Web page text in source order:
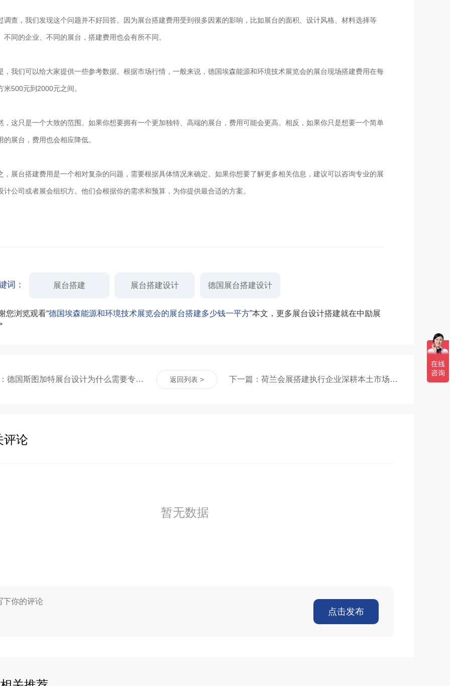
调查，我们发现这个问题并不好回答。因为展台搭建费用受到很多因素的影响，比如展台的面积、设计风格、材料选择等
不同的企业、不同的展台，搭建费用也会有所不同。
，我们可以给大家提供一些参考数据。根据市场行情，一般来说，德国埃森能源和环境技术展览会的展台现场搭建费用在每
米500元到2000元之间。
，这只是一个大致的范围。如果你想要拥有一个更加独特、高端的展台，费用可能会更高。相反，如果你只是想要一个简单
的展台，费用也会相应降低。
，展台搭建费用是一个相对复杂的问题，需要根据具体情况来确定。如果你想要了解更多相关信息，建议可以咨询专业的展
计公司或者展会组织方。他们会根据你的需求和预算，为你提供最合适的方案。
词： 展台搭建 展台搭建设计 德国展台搭建设计
您浏览观看“德国埃森能源和环境技术展览会的展台搭建多少钱一平方”本文，更多展台设计搭建就在中励展
上一篇：德国斯图加特展台设计为什么需要专业的设计公司 返回列表 > 下一篇：荷兰会展搭建执行企业深耕本土市场：拆解行业乱象、合规落地与真实参展解决方案
评论
暂无数据
点击发布